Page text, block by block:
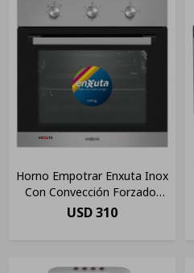
Horno Empotrar Enxuta Inox
Con Convección Forzador
Aire Lt
USD310